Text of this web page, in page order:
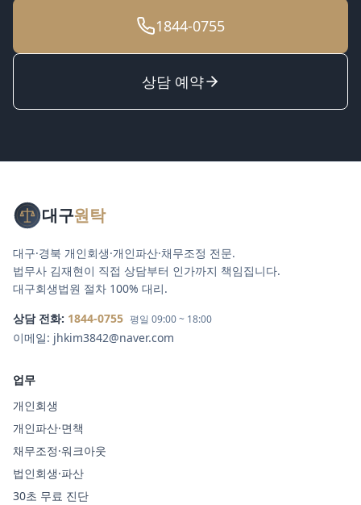
1844-0755
상담 예약
대구원탁
대구·경북 개인회생·개인파산·채무조정 전문.
법무사 김재현이 직접 상담부터 인가까지 책임집니다.
대구회생법원 절차 100% 대리.
상담 전화: 1844-0755 평일 09:00 ~ 18:00
이메일: jhkim3842@naver.com
업무
개인회생
개인파산·면책
채무조정·워크아웃
법인회생·파산
30초 무료 진단